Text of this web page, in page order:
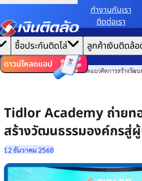
ทํางานกับเรา
ติดต่อเรา
|
ไทย EN
ซื้อประกันติดโล่ ลูกค้าเงินติดล้
ดาวน์โหลดแอป
หน้าแรก
ข่าวสาร
องค์กร
Tidlor Academy ถ่ายทอดแนวคิดการสร้างวัฒ
Tidlor Academy ถ่ายท
สร้างวัฒนธรรมองค์กรสู่
12 ธันวาคม 2568
เราขอเก็บข้อมูลตาม นโยบายการใช้คุกกี้ เพื่อมอบประสบกา
คุณ
ตั้งค่าคุกกี้ ยอมรับ